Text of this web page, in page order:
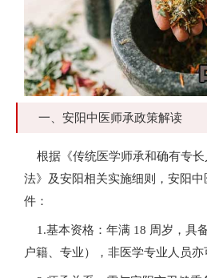
一、安阳中医师承政策解读
根据《传统医学师承和确有专长
法》及安阳相关实施细则，安阳
件：
1.基本资格：年满 18 周岁，具
户籍、专业），非医学专业人员亦